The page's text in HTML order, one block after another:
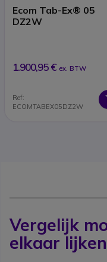
Ecom Tab-Ex® 05
DZ2W
1.900,95 € ex. BTW
Ref:
ECOMTABEX05DZ2W
Vergelijk
elkaar lijken